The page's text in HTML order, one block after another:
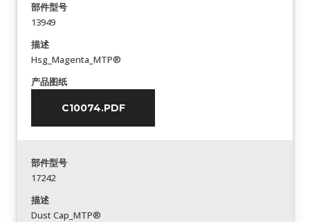
部件型号
13949
描述
Hsg_Magenta_MTP®
产品图纸
C10074.PDF
部件型号
17242
描述
Dust Cap_MTP®